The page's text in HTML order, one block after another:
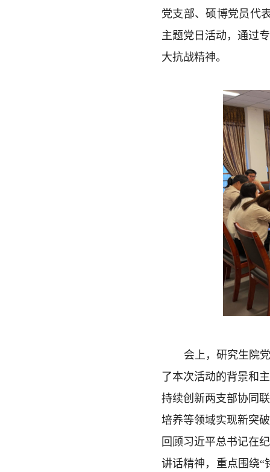
党支部、硕博党员代
主题党日活动，通过
大抗战精神。
会上，研究生院
了本次活动的背景和
持续创新两支部协同
培养等领域实现新突
回顾习近平总书记在
讲话精神，重点围绕“